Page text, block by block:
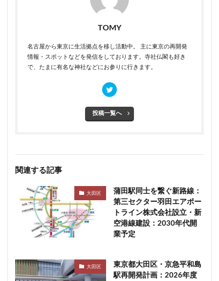
TOMY
名古屋から東京に生活拠点を移し活動中。 主に東京の再開発
情報・スポットなどを発信をしております。寺社仏閣も好き
で、たまに有名な神社などにお参りに行きます。
投稿一覧へ
関連する記事
大田区
蒲田駅同士を繋ぐ新路線：
第三セクター羽田エアポー
トライン株式会社設立・新
空港線建設：2030年代開
業予定
大田区
東京都大田区・京急平和島
駅再開発計画：2026年度